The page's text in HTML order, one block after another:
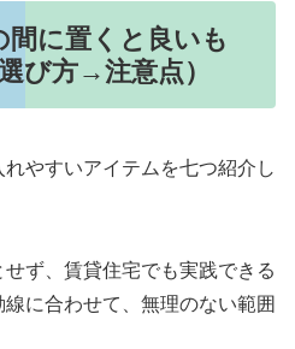
間に置くと良いも
び方→注意点）
やすいアイテムを七つ紹介し
ず、賃貸住宅でも実践できる
に合わせて、無理のない範囲